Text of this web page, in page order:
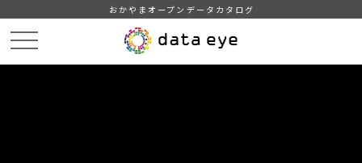
おかやまオープンデータカタログ